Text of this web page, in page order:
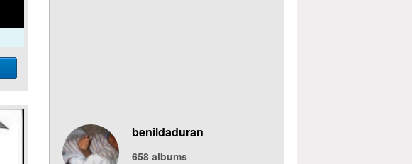
benildaduran
658 albums